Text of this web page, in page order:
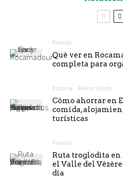
Francia
Qué ver en
completa para
Escocia Reino Unido
Cómo ahorrar en
comida,
turísticas
Francia
Ruta troglodita
el Valle del
día